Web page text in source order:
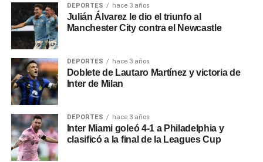
DEPORTES hace 3 años
Julián Álvarez le dio el triunfo al
Manchester City contra el Newcastle
DEPORTES hace 3 años
Doblete de Lautaro Martínez y victoria de
Inter de Milan
DEPORTES hace 3 años
Inter Miami goleó 4-1 a Philadelphia y
clasificó a la final de la Leagues Cup